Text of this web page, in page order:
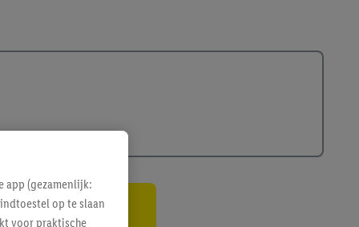
app (gezamenlijk:
op te slaan
voor praktische